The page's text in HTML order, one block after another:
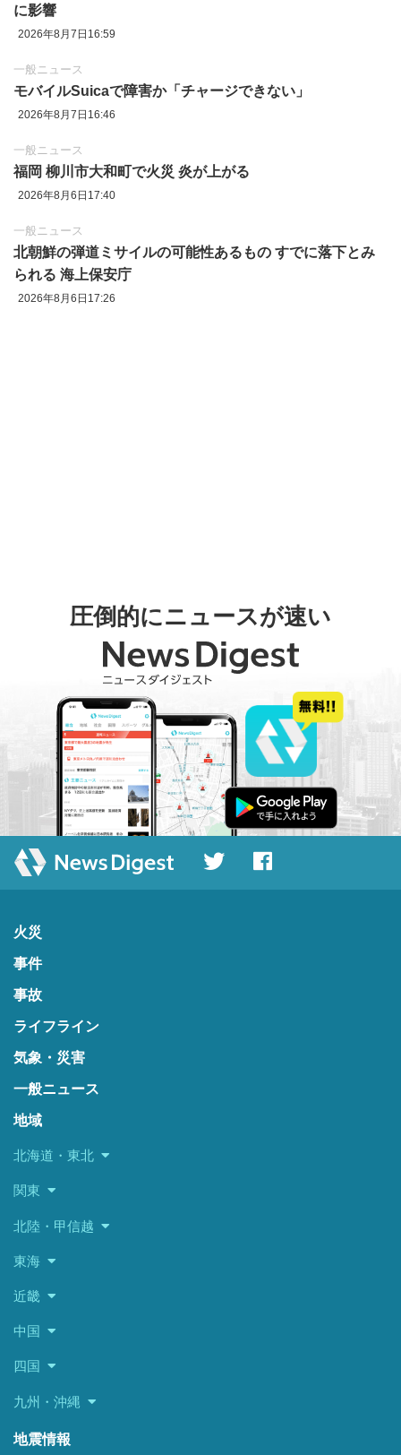
に影響
2026年8月7日16:59
一般ニュース
モバイルSuicaで障害か「チャージできない」
2026年8月7日16:46
一般ニュース
福岡 柳川市大和町で火災 炎が上がる
2026年8月6日17:40
一般ニュース
北朝鮮の弾道ミサイルの可能性あるもの すでに落下とみ
られる 海上保安庁
2026年8月6日17:26
圧倒的にニュースが速い
火災
事件
事故
ライフライン
気象・災害
一般ニュース
地域
北海道・東北
関東
北陸・甲信越
東海
近畿
中国
四国
九州・沖縄
地震情報